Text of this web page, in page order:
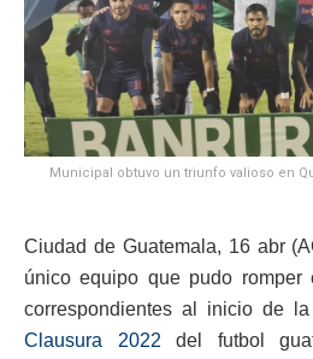
Municipal obtuvo un triunfo valioso en
Ciudad de Guatemala, 16 abr
único equipo que pudo
correspondientes al inicio de
Clausura 2022 del futbol